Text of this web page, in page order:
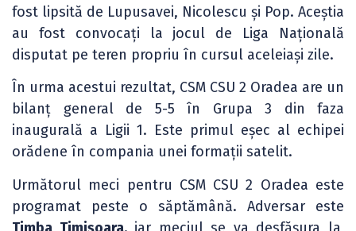
fost lipsită de Lupusavei, Nicolescu și Pop. Aceștia
au fost convocați la jocul de Liga Națională
disputat pe teren propriu în cursul aceleiași zile.
În urma acestui rezultat, CSM CSU 2 Oradea are un
bilanț general de 5-5 în Grupa 3 din faza
inaugurală a Ligii 1. Este primul eșec al echipei
orădene în compania unei formații satelit.
Următorul meci pentru CSM CSU 2 Oradea este
programat peste o săptămână. Adversar este
Timba Timișoara,iar meciul se va desfășura la